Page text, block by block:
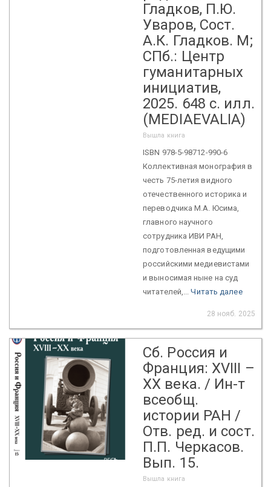
Гладков, П.Ю.
Уваров, Сост.
А.К. Гладков. М;
СПб.: Центр
гуманитарных
инициатив,
2025. 648 c. илл.
(MEDIAEVALIA)
Вышла книга
ISBN 978-5-98712-990-6
Коллективная монография в
честь 75-летия видного
отечественного историка и
переводчика М.А. Юсима,
главного научного
сотрудника ИВИ РАН,
подготовленная ведущими
российскими медиевистами
и выносимая ныне на суд
читателей,...Читать далее
28 нояб. 2025
Сб. Россия и
Франция: XVIII –
XX века. / Ин-т
всеобщ.
истории РАН /
Отв. ред. и сост.
П.П. Черкасов.
Вып. 15.
Вышла книга